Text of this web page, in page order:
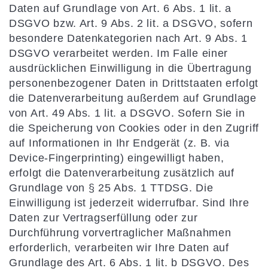
Daten auf Grundlage von Art. 6 Abs. 1 lit. a
DSGVO bzw. Art. 9 Abs. 2 lit. a DSGVO, sofern
besondere Datenkategorien nach Art. 9 Abs. 1
DSGVO verarbeitet werden. Im Falle einer
ausdrücklichen Einwilligung in die Übertragung
personenbezogener Daten in Drittstaaten erfolgt
die Datenverarbeitung außerdem auf Grundlage
von Art. 49 Abs. 1 lit. a DSGVO. Sofern Sie in
die Speicherung von Cookies oder in den Zugriff
auf Informationen in Ihr Endgerät (z. B. via
Device-Fingerprinting) eingewilligt haben,
erfolgt die Datenverarbeitung zusätzlich auf
Grundlage von § 25 Abs. 1 TTDSG. Die
Einwilligung ist jederzeit widerrufbar. Sind Ihre
Daten zur Vertragserfüllung oder zur
Durchführung vorvertraglicher Maßnahmen
erforderlich, verarbeiten wir Ihre Daten auf
Grundlage des Art. 6 Abs. 1 lit. b DSGVO. Des